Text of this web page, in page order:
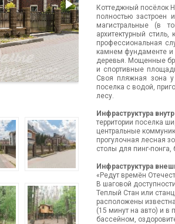
Коттеджный посёлок
полностью застроен
магистральные (в
архитектурный
профессиональная
камнем фундаменте
деревья. Мощенные
и спортивные
Своя пляжная зона у
поселка с водой,
лесу.
Инфраструктура
территории поселка
центральные
прогулочная лесная
столы для пинг-
Инфраструктура
«Редут времён
В шаговой
Теплый Стан или
расположены
(15 минут на авто) и в
бассейном,